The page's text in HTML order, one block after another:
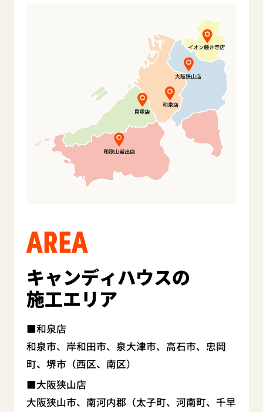
AREA
キャンディハウスの
施工エリア
和泉店
和泉市、岸和田市、泉大津市、高石市、忠岡
町、堺市（西区、南区）
大阪狭山店
大阪狭山市、南河内郡（太子町、河南町、千早